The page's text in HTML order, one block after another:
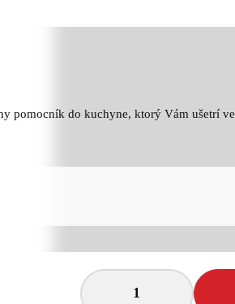
pomocník do kuchyne, ktorý Vám ušetrí